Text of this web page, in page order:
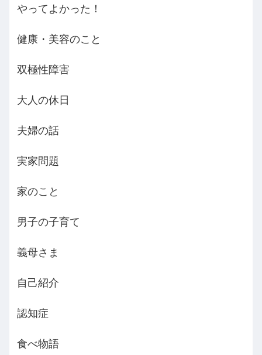
やってよかった！
健康・美容のこと
双極性障害
大人の休日
夫婦の話
実家問題
家のこと
男子の子育て
義母さま
自己紹介
認知症
食べ物語